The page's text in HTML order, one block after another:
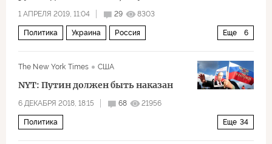
1 АПРЕЛЯ 2019, 11:04 29 8303
Еще 6
Политика Украина Россия
The New York Times США
NYT: Путин должен быть наказан
6 ДЕКАБРЯ 2018, 18:15 68 21956
Еще 34
Политика